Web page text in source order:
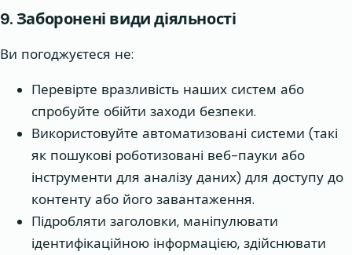
9. Заборонені види діяльності
Ви погоджуєтеся не:
Перевірте вразливість наших систем або
спробуйте обійти заходи безпеки.
Використовуйте автоматизовані системи (такі
як пошукові роботизовані веб-пауки або
інструменти для аналізу даних) для доступу до
контенту або його завантаження.
Підробляти заголовки, маніпулювати
ідентифікаційною інформацією, здійснювати